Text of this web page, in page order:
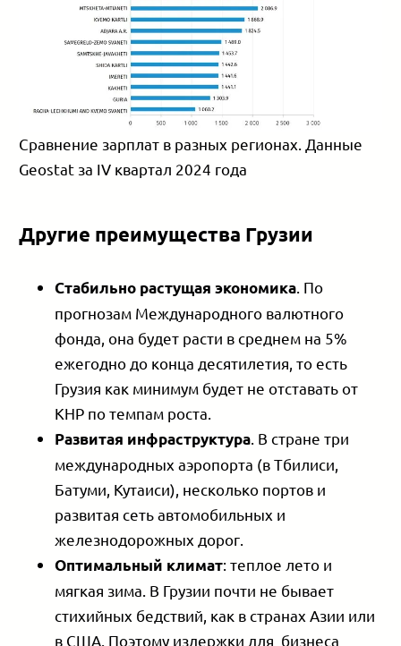
Сравнение зарплат в разных регионах. Данные
Geostat за IV квартал 2024 года
Другие преимущества Грузии
Стабильно растущая экономика. По
прогнозам Международного валютного
фонда, она будет расти в среднем на 5%
ежегодно до конца десятилетия, то есть
Грузия как минимум будет не отставать от
КНР по темпам роста.
Развитая инфраструктура. В стране три
международных аэропорта (в Тбилиси,
Батуми, Кутаиси), несколько портов и
развитая сеть автомобильных и
железнодорожных дорог.
Оптимальный климат: теплое лето и
мягкая зима. В Грузии почти не бывает
стихийных бедствий, как в странах Азии или
в США. Поэтому издержки для бизнеса